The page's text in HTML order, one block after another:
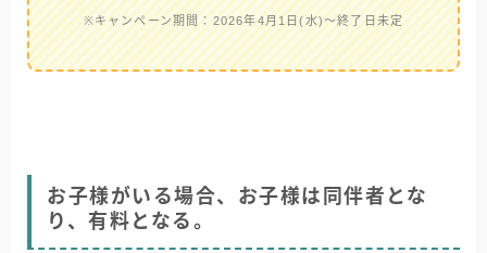
※キャンペーン期間：2026年4月1日(水)～終了日未定
お子様がいる場合、お子様は同伴者とな
り、有料となる。